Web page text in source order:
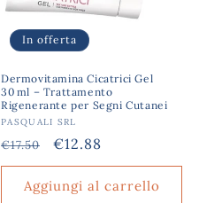
In offerta
Dermovitamina Cicatrici Gel
30 ml – Trattamento
Rigenerante per Segni Cutanei
Produttore:
PASQUALI SRL
Prezzo
di
listino
€17.50
Prezzo
scontato
€12.88
Aggiungi al carrello